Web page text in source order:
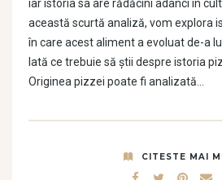
iar istoria sa are rădăcini adânci în
această scurtă analiză, vom explora
în care acest aliment a evoluat de-a
Iată ce trebuie să știi despre istoria
Originea pizzei poate fi analizată…
CITESTE MAI